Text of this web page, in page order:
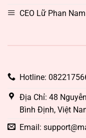
CEO Lữ Phan
Hotline:
Địa Chỉ: 48
Bình Định, Việt
Email: